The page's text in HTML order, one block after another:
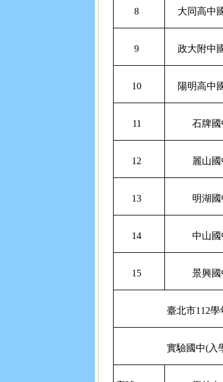
8 大同高中
9 政大附中
10 陽明高中
11 石牌國
12 麗山國
13 明湖國
14 中山國
15 景興國
臺北市112
實驗國中(入